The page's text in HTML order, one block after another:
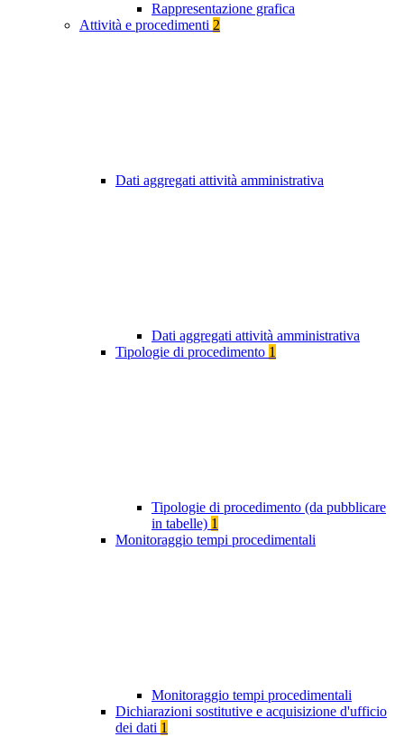
Rappresentazione grafica
Attività e procedimenti 2
Dati aggregati attività amministrativa
Dati aggregati attività amministrativa
Tipologie di procedimento 1
Tipologie di procedimento (da pubblicare
in tabelle) 1
Monitoraggio tempi procedimentali
Monitoraggio tempi procedimentali
Dichiarazioni sostitutive e acquisizione d'ufficio
dei dati 1